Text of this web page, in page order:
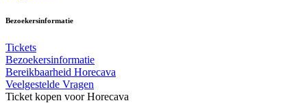
Bezoekersinformatie
Tickets
Bezoekersinformatie
Bereikbaarheid Horecava
Veelgestelde Vragen
Ticket kopen voor Horecava